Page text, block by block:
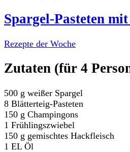
Spargel-Pasteten
Rezepte der Woche
Zutaten (für 4
500 g weißer Spargel
8 Blätterteig-Pasteten
150 g Champingons
1 Frühlingszwiebel
150 g gemischtes Hackfleisch
1 EL Öl